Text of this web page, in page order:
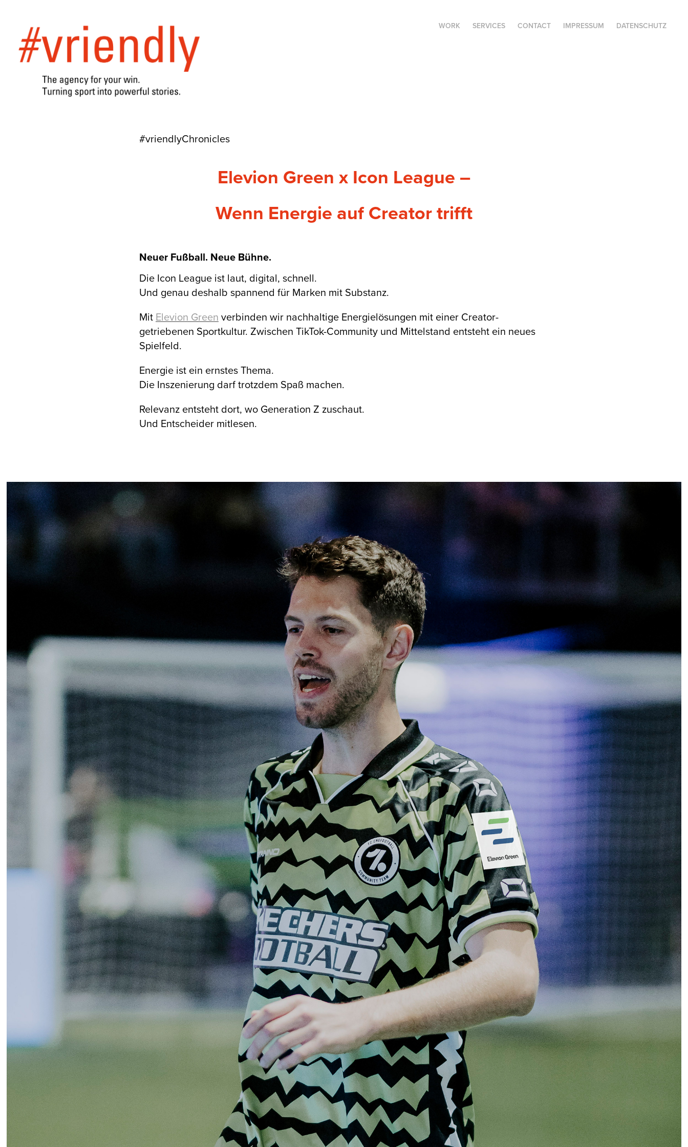
WORK SERVICES CONTACT IMPRESSUM DATENSCHUTZ
#vriendlyChronicles
Elevion Green x Icon League –
Wenn Energie auf Creator trifft
Neuer Fußball. Neue Bühne.
Die Icon League ist laut, digital, schnell.
Und genau deshalb spannend für Marken mit Substanz.
Mit Elevion Green verbinden wir nachhaltige Energielösungen mit einer Creator-
getriebenen Sportkultur. Zwischen TikTok-Community und Mittelstand entsteht ein neues
Spielfeld.
Energie ist ein ernstes Thema.
Die Inszenierung darf trotzdem Spaß machen.
Relevanz entsteht dort, wo Generation Z zuschaut.
Und Entscheider mitlesen.